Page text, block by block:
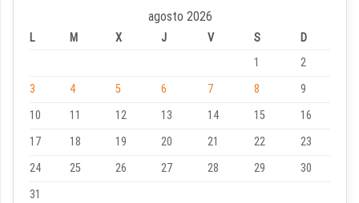
agosto 2026
L M X J V S
D
1
2
3
4 5 6 7 8
9
10
11 12 13 14 15
16
17
18 19 20 21 22
23
24
25 26 27 28 29
30
31